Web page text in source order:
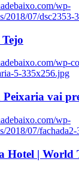
wp-
2018/07/dsc2353-
Tejo
wp-
5-335x256.jpg
Peixaria vai
wp-
2018/07/
Hotel | World